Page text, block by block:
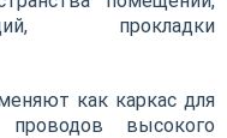
прокладки
как каркас для
высокого